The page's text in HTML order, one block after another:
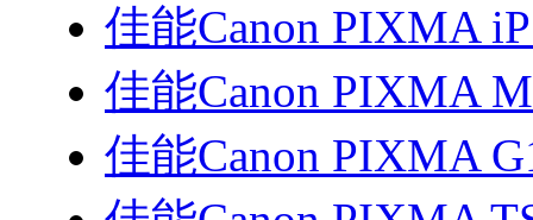
佳能Canon PIXMA
佳能Canon PIXMA
佳能Canon PIXMA